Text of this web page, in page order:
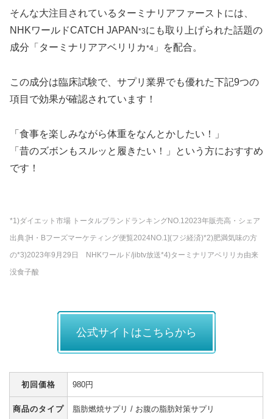
そんな大注目されているターミナリアファーストには、
NHKワールドCATCH JAPAN *3にも取り上げられた話題の
成分「ターミナリアアベリリカ*4 」を配合。
この成分は臨床試験で、サプリ業界でも優れた下記9つの
項目で効果が確認されています！
「食事を楽しみながら体重をなんとかしたい！」
「昔のズボンもスルッと履きたい！」という方におすすめ
です！
*1)ダイエット市場 トータルブランドランキングNO.12023年販売高・シェア
出典:[H・Bフーズマーケティング便覧2024NO.1](フジ経済)*2)肥満気味の方
の*3)2023年9月29日 NHKワールド/jibtv放送*4)ターミナリアベリリカ由来
没食子酸
公式サイトはこちらから
初回価格 980円
商品のタイプ 脂肪燃焼サプリ / お腹の脂肪対策サプリ